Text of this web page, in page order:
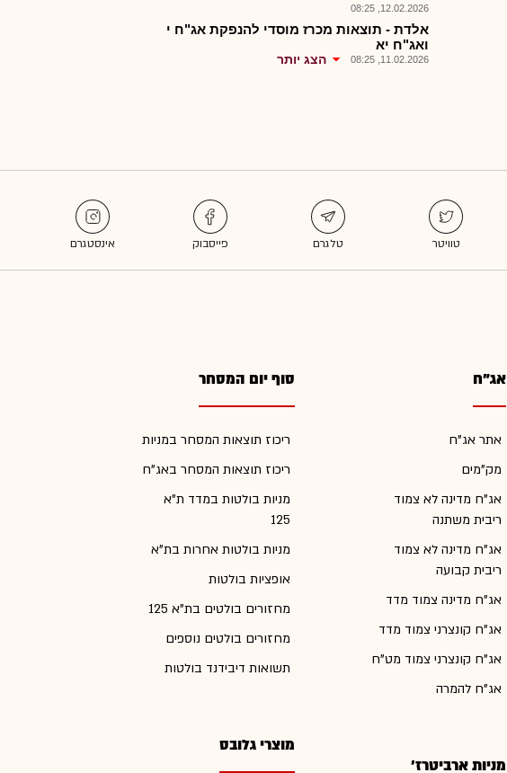
12.02.2026, 08:25
אלדת - תוצאות מכרז מוסדי להנפקת אג"ח י
ואג"ח יא
11.02.2026, 08:25 הצג יותר
אג"ח
אתר אג"ח
מק"מים
אג"ח מדינה לא צמוד
ריבית משתנה
אג"ח מדינה לא צמוד
ריבית קבועה
אג"ח מדינה צמוד מדד
אג"ח קונצרני צמוד מדד
אג"ח קונצרני צמוד מט"ח
אג"ח להמרה
מניות ארביטרז'
סוף יום המסחר
ריכוז תוצאות המסחר במניות
ריכוז תוצאות המסחר באג"ח
מניות בולטות במדד ת"א
125
מניות בולטות אחרות בת"א
אופציות בולטות
מחזורים בולטים בת"א 125
מחזורים בולטים נוספים
תשואות דיבידנד בולטות
מוצרי גלובס